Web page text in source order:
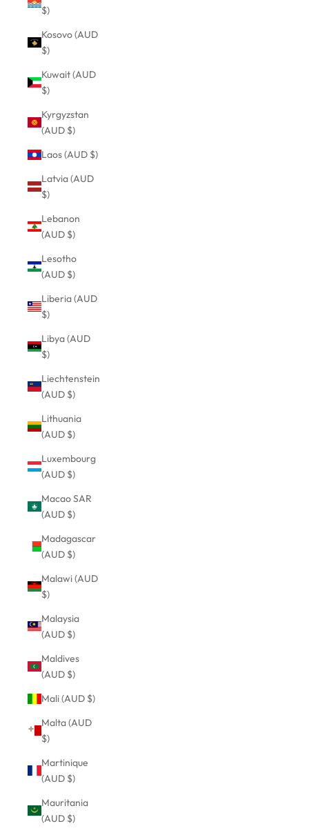
$)
Kosovo (AUD
$)
Kuwait (AUD
$)
Kyrgyzstan
(AUD $)
Laos (AUD $)
Latvia (AUD
$)
Lebanon
(AUD $)
Lesotho
(AUD $)
Liberia (AUD
$)
Libya (AUD
$)
Liechtenstein
(AUD $)
Lithuania
(AUD $)
Luxembourg
(AUD $)
Macao SAR
(AUD $)
Madagascar
(AUD $)
Malawi (AUD
$)
Malaysia
(AUD $)
Maldives
(AUD $)
Mali (AUD $)
Malta (AUD
$)
Martinique
(AUD $)
Mauritania
(AUD $)